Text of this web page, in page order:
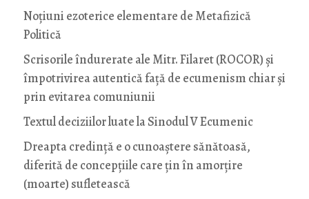
Noţiuni ezoterice elementare de Metafizică
Politică
Scrisorile îndurerate ale Mitr. Filaret (ROCOR) și
împotrivirea autentică față de ecumenism chiar și
prin evitarea comuniunii
Textul deciziilor luate la Sinodul V Ecumenic
Dreapta credință e o cunoaștere sănătoasă,
diferită de concepțiile care țin în amorțire
(moarte) sufletească